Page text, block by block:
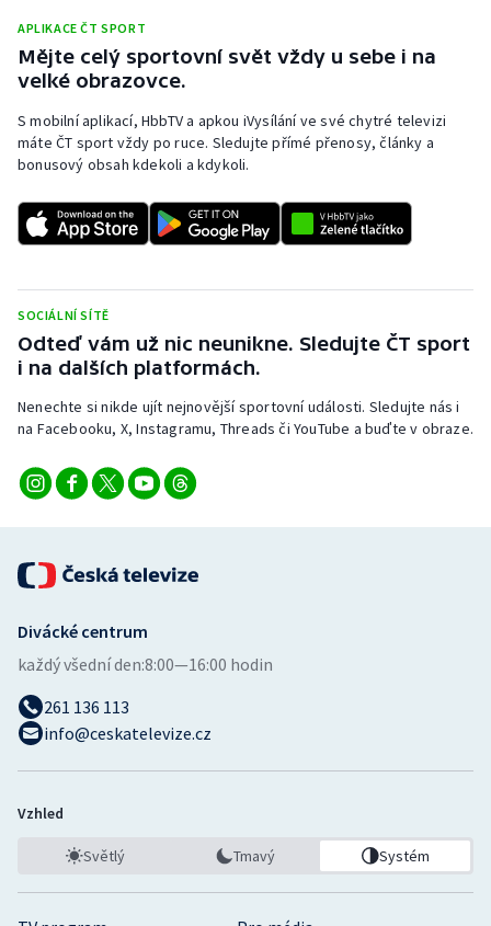
APLIKACE ČT SPORT
Mějte celý sportovní svět vždy u sebe i na
velké obrazovce.
S mobilní aplikací, HbbTV a apkou iVysílání ve své chytré televizi
máte ČT sport vždy po ruce. Sledujte přímé přenosy, články a
bonusový obsah kdekoli a kdykoli.
SOCIÁLNÍ SÍTĚ
Odteď vám už nic neunikne. Sledujte ČT sport
i na dalších platformách.
Nenechte si nikde ujít nejnovější sportovní události. Sledujte nás i
na Facebooku, X, Instagramu, Threads či YouTube a buďte v obraze.
Divácké centrum
každý všední den:8:00—16:00 hodin
261 136 113
info@ceskatelevize.cz
Vzhled
Světlý Tmavý Systém